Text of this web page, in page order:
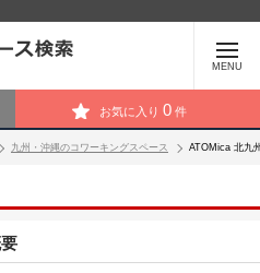
MENU
お気に入り 0 件
九州・沖縄のコワーキングスペース ATOMica 北九